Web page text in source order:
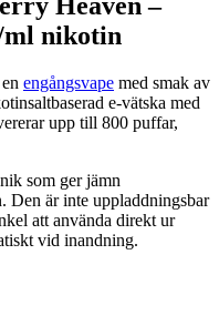
ml nikotin
engångsvape med smak av
e-vätska med
upp till 800 puffar,
som ger jämn
Den är inte uppladdningsbar
att använda direkt ur
vid inandning.